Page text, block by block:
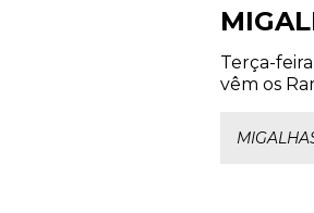
Terça-
vêm os